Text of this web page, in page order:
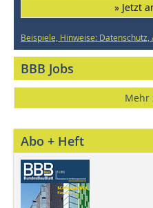
» Jetzt
Beispiele, Hinweise:
BBB Jobs
Mehr
Abo + Heft